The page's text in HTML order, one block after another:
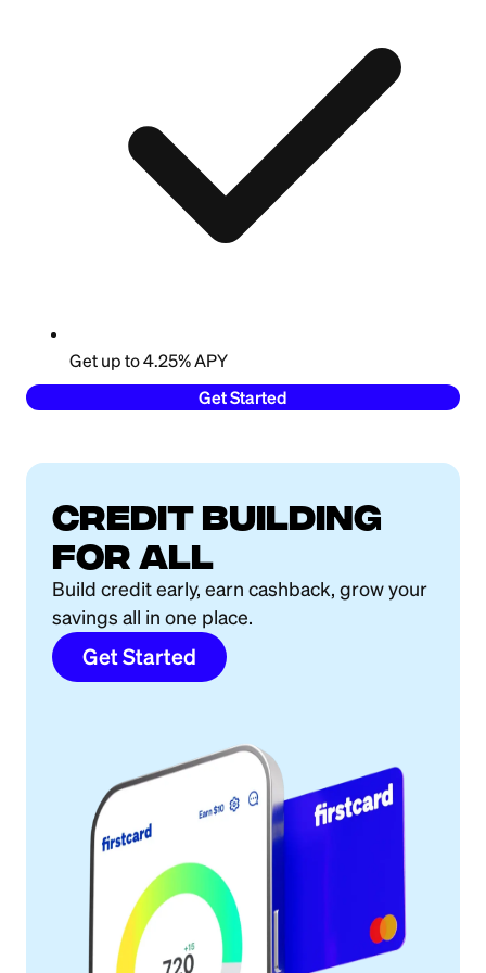
Get up to 4.25% APY
Get Started
Credit building
for all
Build credit early, earn cashback, grow your
savings all in one place.
Get Started